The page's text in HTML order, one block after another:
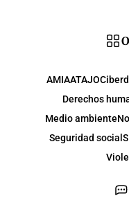
AMIAATAJO
Derechos
Medio ambiente
Seguridad social